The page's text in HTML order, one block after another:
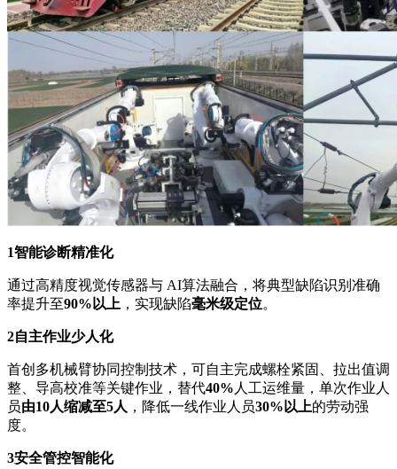
1智能诊断精准化
通过高精度视觉传感器与 AI算法融合，将典型缺陷识别准确
率提升至90%以上 ，实现缺陷毫米级定位。
2自主作业少人化
首创多机械臂协同控制技术，可自主完成螺栓紧固、拉出值调
整、导高校准等关键作业，替代40% 人工运维量，单次作业人
员由10人缩减至5人 ，降低一线作业人员30% 以上的劳动强
度。
3安全管控智能化